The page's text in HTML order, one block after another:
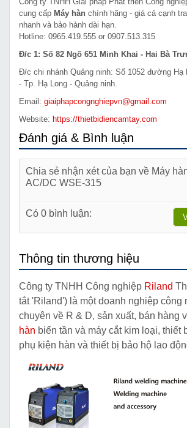
cung cấp Máy hàn chính hãng - giá cả cạnh
nhanh và bảo hành dài hạn.
Hotline: 0965.419.555 or 0907.513.315
Đ/c 1: Số 82 Ngõ 651 Minh Khai - Hai Bà
Đ/c chi nhánh Quảng ninh: Số 1052 đường Hạ
- Tp. Hạ Long - Quảng ninh.
Email: giaiphapcongnghiepvn@gmail.com
Website: https://thietbidiencamtay.com
Đánh giá & Bình luận
Chia sẻ nhận xét của bạn về Máy
AC/DC WSE-315
Có 0 bình luận:
Thông tin thương hiệu
Công ty TNHH Công nghiệp Riland
tắt 'Riland') là một doanh nghiệp công
chuyên về R & D, sản xuất, bán hàng
hàn biến tần và máy cắt kim loại, thiết
phụ kiện hàn và thiết bị bảo hộ lao